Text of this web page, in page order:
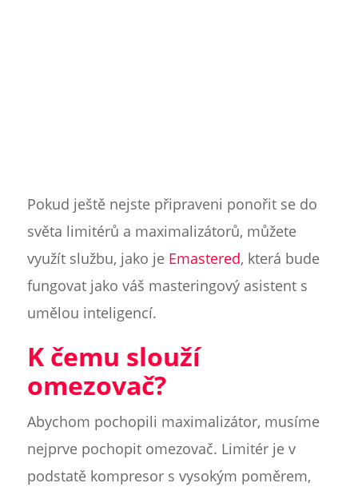
Pokud ještě nejste připraveni ponořit se do
světa limitérů a maximalizátorů, můžete
využít službu, jako je Emastered, která bude
fungovat jako váš masteringový asistent s
umělou inteligencí.
K čemu slouží
omezovač?
Abychom pochopili maximalizátor, musíme
nejprve pochopit omezovač. Limitér je v
podstatě kompresor s vysokým poměrem,